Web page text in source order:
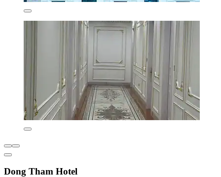
Dong Tham Hotel